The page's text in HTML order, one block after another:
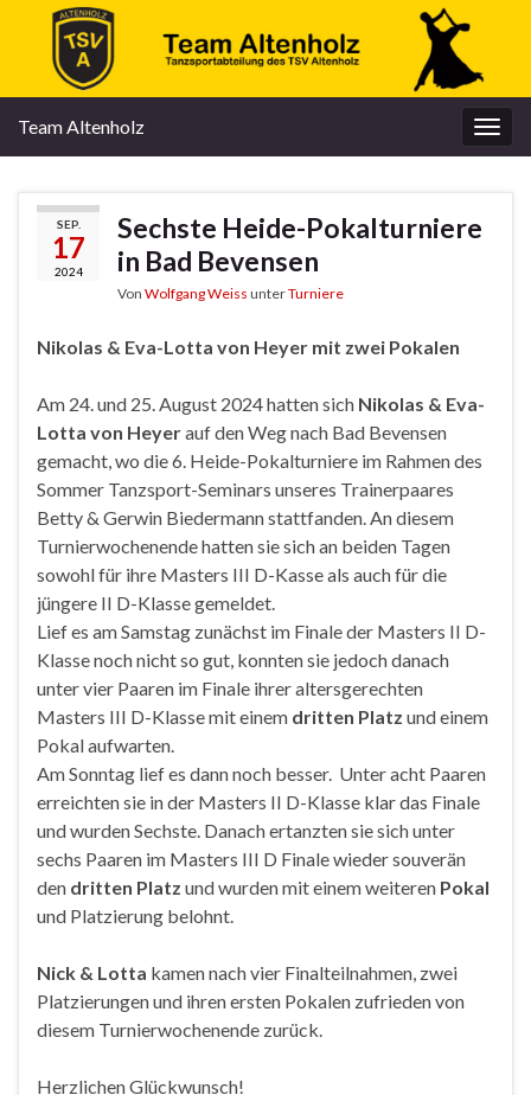
Team Altenholz
SEP.
17
2024
Sechste Heide-Pokalturniere
in Bad Bevensen
Von Wolfgang Weiss unterTurniere
Nikolas & Eva-Lotta von Heyer mit zwei Pokalen
Am 24. und 25. August 2024 hatten sich Nikolas & Eva-
Lotta von Heyerauf den Weg nach Bad Bevensen
gemacht, wo die 6. Heide-Pokalturniere im Rahmen des
Sommer Tanzsport-Seminars unseres Trainerpaares
Betty & Gerwin Biedermann stattfanden. An diesem
Turnierwochenende hatten sie sich an beiden Tagen
sowohl für ihre Masters III D-Kasse als auch für die
jüngere II D-Klasse gemeldet.
Lief es am Samstag zunächst im Finale der Masters II D-
Klasse noch nicht so gut, konnten sie jedoch danach
unter vier Paaren im Finale ihrer altersgerechten
Masters III D-Klasse mit einem dritten Platz und einem
Pokal aufwarten.
Am Sonntag lief es dann noch besser. Unter acht Paaren
erreichten sie in der Masters II D-Klasse klar das Finale
und wurden Sechste. Danach ertanzten sie sich unter
sechs Paaren im Masters III D Finale wieder souverän
den dritten Platz und wurden mit einem weiteren Pokal
und Platzierung belohnt.
Nick & Lotta kamen nach vier Finalteilnahmen, zwei
Platzierungen und ihren ersten Pokalen zufrieden von
diesem Turnierwochenende zurück.
Herzlichen Glückwunsch!